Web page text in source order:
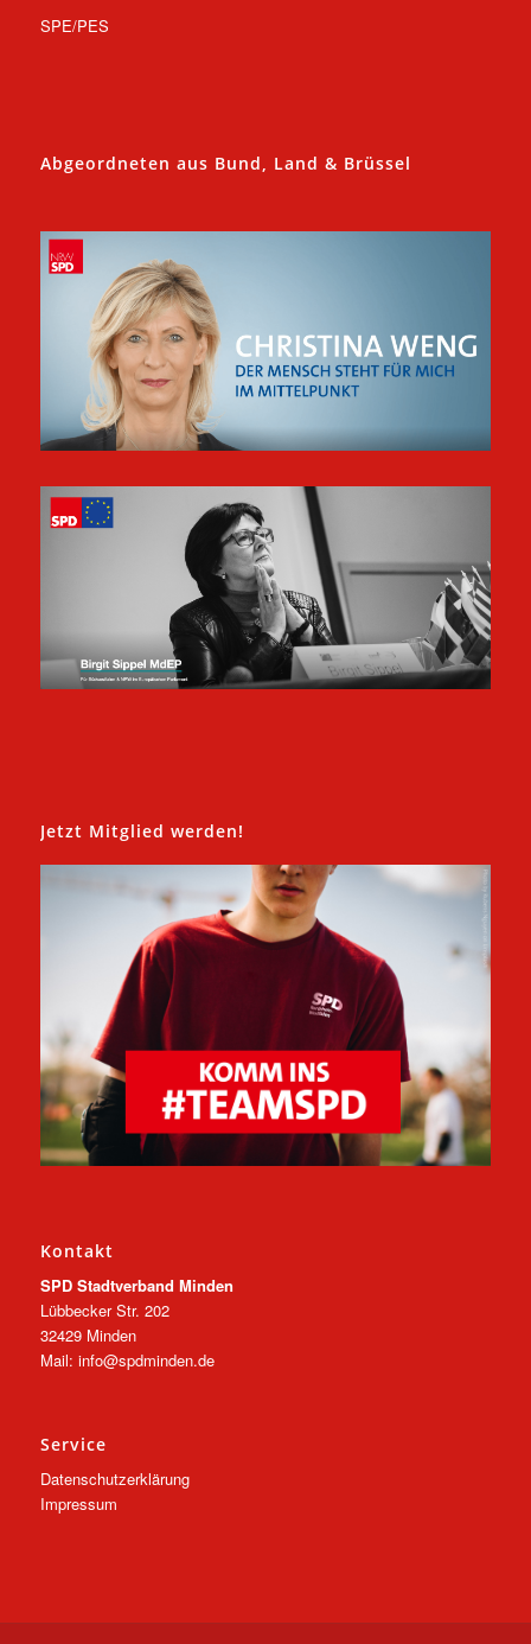
SPE/PES
Abgeordneten aus Bund, Land & Brüssel
Jetzt Mitglied werden!
Kontakt
SPD Stadtverband Minden
Lübbecker Str. 202
32429 Minden
Mail: info@spdminden.de
Service
Datenschutzerklärung
Impressum